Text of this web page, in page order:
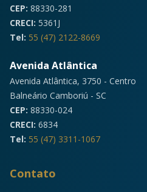
CEP: 88330-281
CRECI: 5361J
Tel: 55 (47) 2122-8669
Avenida Atlântica
Avenida Atlântica, 3750 - Centro
Balneário Camboriú - SC
CEP: 88330-024
CRECI: 6834
Tel: 55 (47) 3311-1067
Contato